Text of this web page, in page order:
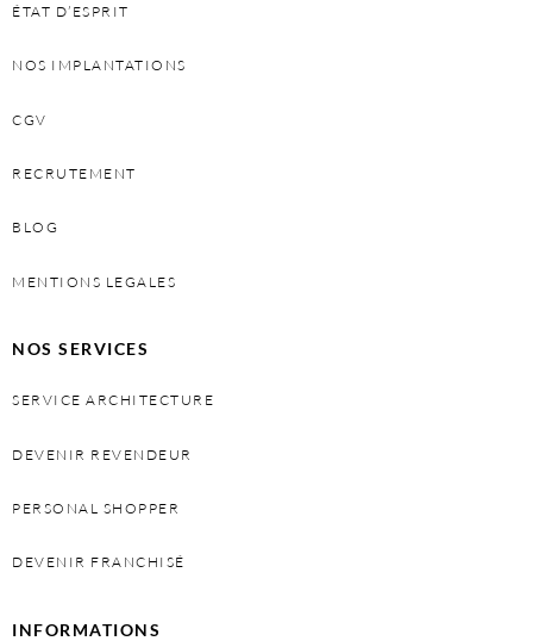
ÉTAT D’ESPRIT
NOS IMPLANTATIONS
CGV
RECRUTEMENT
BLOG
MENTIONS LEGALES
NOS SERVICES
SERVICE ARCHITECTURE
DEVENIR REVENDEUR
PERSONAL SHOPPER
DEVENIR FRANCHISÉ
INFORMATIONS